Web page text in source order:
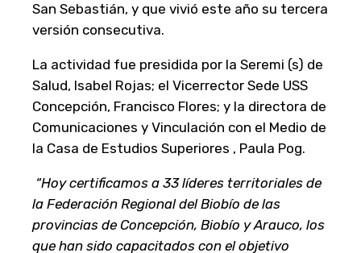
San Sebastián, y que vivió este año su tercera
versión consecutiva.
La actividad fue presidida por la Seremi (s) de
Salud, Isabel Rojas; el Vicerrector Sede USS
Concepción, Francisco Flores; y la directora de
Comunicaciones y Vinculación con el Medio de
la Casa de Estudios Superiores , Paula Pog.
“Hoy certificamos a 33 líderes territoriales de
la Federación Regional del Biobío de las
provincias de Concepción, Biobío y Arauco, los
que han sido capacitados con el objetivo